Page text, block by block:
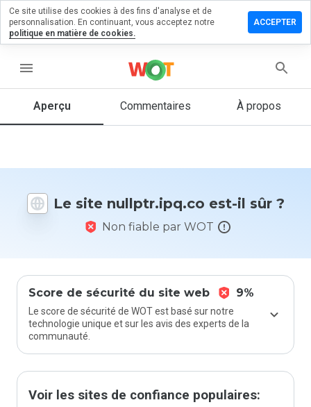
menu
Aperçu Commentaires À propos
Le site nullptr.ipq.co est-il sûr ?
Non fiable par WOT
Score de sécurité du site web 9%
Le score de sécurité de WOT est basé sur notre
technologie unique et sur les avis des experts de la
communauté.
Voir les sites de confiance populaires:
un
1 et 5
vous à ce
site ?
Ce site utilise des cookies à des fins d'analyse et de
personnalisation. En continuant, vous acceptez notre
politique en matière de cookies.
ACCEPTER